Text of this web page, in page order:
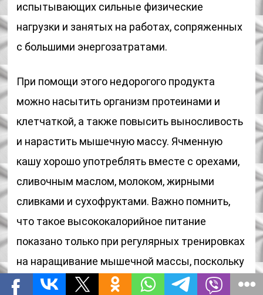
испытывающих сильные физические
нагрузки и занятых на работах, сопряженных
с большими энергозатратами.
При помощи этого недорогого продукта
можно насытить организм протеинами и
клетчаткой, а также повысить выносливость
и нарастить мышечную массу. Ячменную
кашу хорошо употреблять вместе с орехами,
сливочным маслом, молоком, жирными
сливками и сухофруктами. Важно помнить,
что такое высококалорийное питание
показано только при регулярных тренировках
на наращивание мышечной массы, поскольку
при малоподвижном образе жизни оно